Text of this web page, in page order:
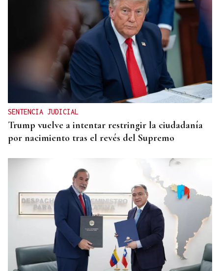
SENTENCIA JUDICIAL
Trump vuelve a intentar restringir la ciudadanía
por nacimiento tras el revés del Supremo